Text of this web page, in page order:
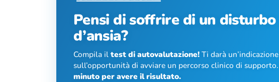
Pensi di soffrire di un disturbo
d’ansia?
Compila iltest di autovalutazione!Ti darà un’indicazione
sull’opportunità di avviare un percorso clinico di supporto.
minuto per avere il risultato.